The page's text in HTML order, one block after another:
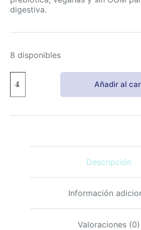
digestiva.
8 disponibles
Naturals
Kids
Flora
Añadir al
Descripción
Información
Valoraciones (0)